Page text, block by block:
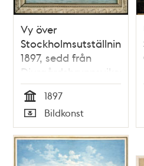
Vy över
Stockholmsutställningen
1897, sedd från
Djurgårdsbrunnsviken
Tid
1897
Typ
Bildkonst